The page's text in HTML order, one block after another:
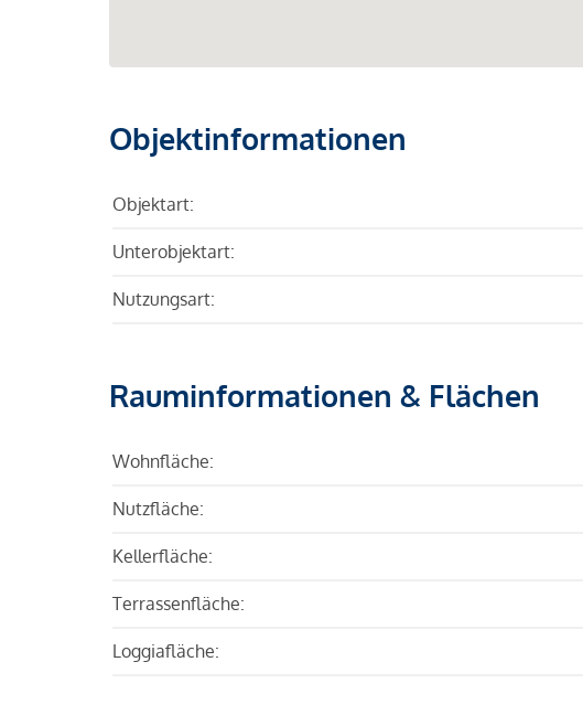
Objektinformationen
Objektart:
Unterobjektart:
Nutzungsart:
Rauminformationen & Flächen
Wohnfläche:
Nutzfläche:
Kellerfläche:
Terrassenfläche:
Loggiafläche: